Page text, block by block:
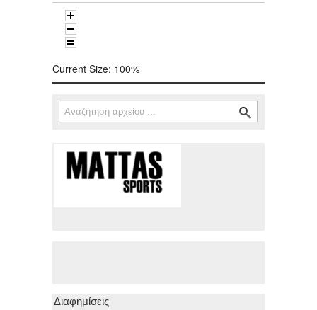
Current Size: 100%
Φόρμα αναζήτησης
Αναζήτηση
Διαφημίσεις